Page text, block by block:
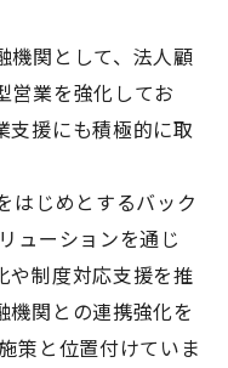
機関として、法人顧
営業を強化してお
支援にも積極的に取
はじめとするバック
ューションを通じ
や制度対応支援を推
機関との連携強化を
策と位置付けていま